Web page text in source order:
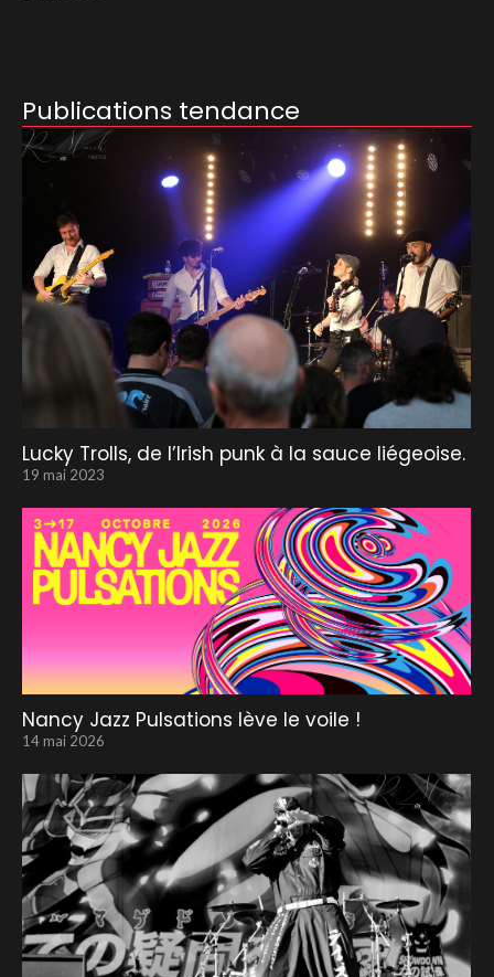
Publications tendance
Lucky Trolls, de l’Irish punk à la sauce liégeoise.
19 mai 2023
Nancy Jazz Pulsations lève le voile !
14 mai 2026